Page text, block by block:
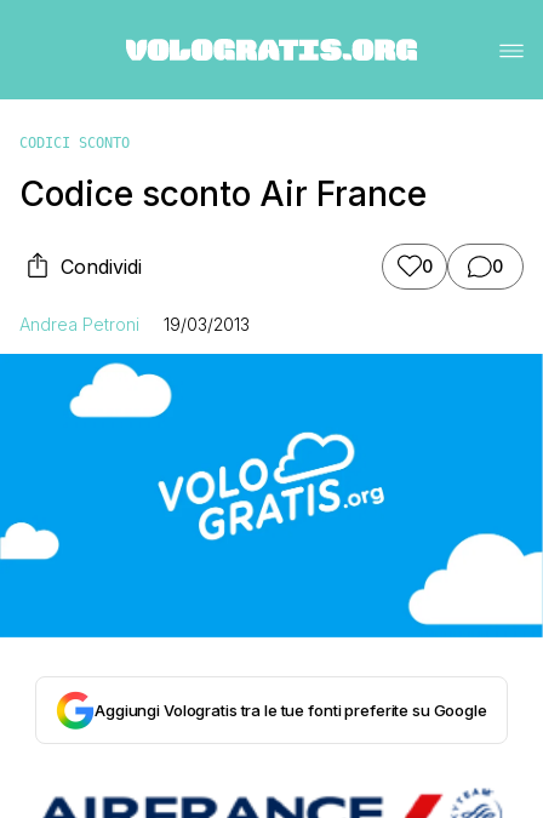
CODICI SCONTO
Codice sconto Air France
Condividi 0 0
Andrea Petroni 19/03/2013
Aggiungi Vologratis tra le tue fonti preferite su Google